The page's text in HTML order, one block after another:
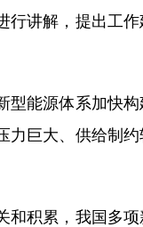
讲解，提出工作
能源体系加快构
力巨大、供给制
积累，我国多项